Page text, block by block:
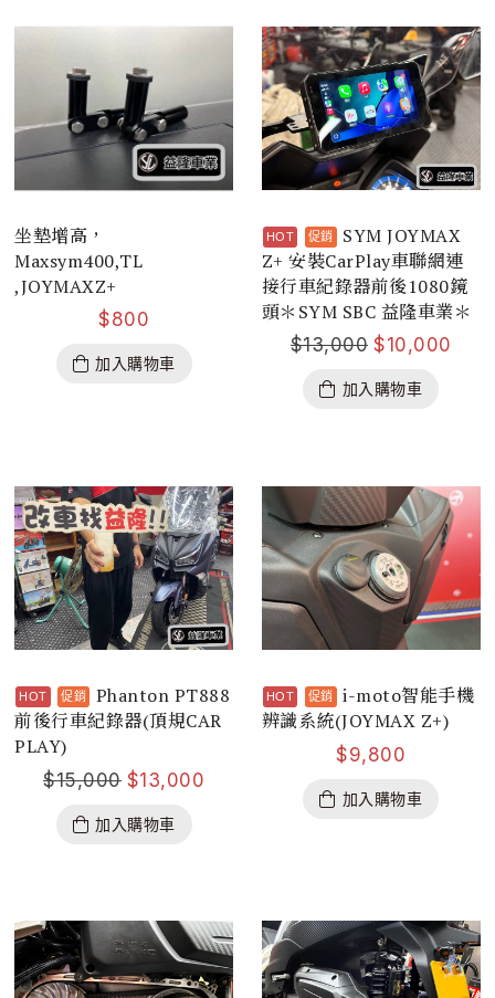
坐墊增高，
Maxsym400,TL
,JOYMAXZ+
$800
加入購物車
SYM JOYMAX
Z+ 安裝CarPlay車聯網連
接行車紀錄器前後1080鏡
頭＊SYM SBC 益隆車業＊
$13,000 $10,000
加入購物車
Phanton PT888
前後行車紀錄器(頂規CAR
PLAY)
$15,000 $13,000
加入購物車
i-moto智能手機
辨識系統(JOYMAX Z+)
$9,800
加入購物車